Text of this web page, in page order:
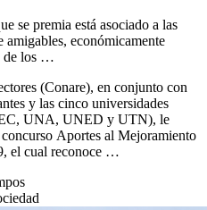
se premia está asociado a las
amigables, económicamente
de los …
(Conare), en conjunto con
y las cinco universidades
UNA, UNED y UTN), le
Aportes al Mejoramiento
el cual reconoce …